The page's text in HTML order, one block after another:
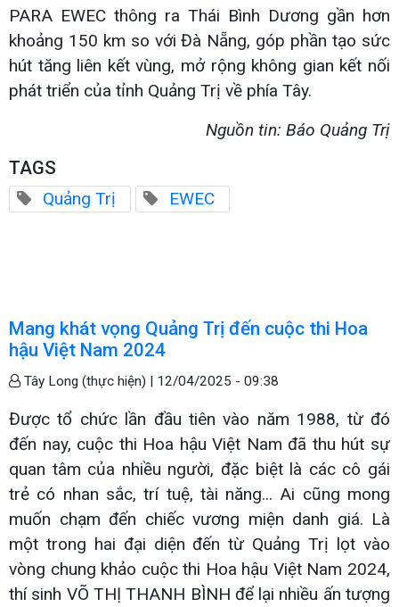
PARA EWEC thông ra Thái Bình Dương gần hơn
khoảng 150 km so với Đà Nẵng, góp phần tạo sức
hút tăng liên kết vùng, mở rộng không gian kết nối
phát triển của tỉnh Quảng Trị về phía Tây.
Nguồn tin: Báo Quảng Trị
TAGS
Quảng Trị EWEC
Mang khát vọng Quảng Trị đến cuộc thi Hoa
hậu Việt Nam 2024
Tây Long (thực hiện) | 12/04/2025 - 09:38
Được tổ chức lần đầu tiên vào năm 1988, từ đó
đến nay, cuộc thi Hoa hậu Việt Nam đã thu hút sự
quan tâm của nhiều người, đặc biệt là các cô gái
trẻ có nhan sắc, trí tuệ, tài năng... Ai cũng mong
muốn chạm đến chiếc vương miện danh giá. Là
một trong hai đại diện đến từ Quảng Trị lọt vào
vòng chung khảo cuộc thi Hoa hậu Việt Nam 2024,
thí sinh VÕ THỊ THANH BÌNH để lại nhiều ấn tượng